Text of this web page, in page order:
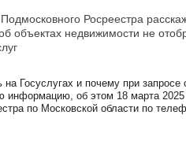
Росреестра
объектах недвижимости не
Госуслугах и почему при запросе
информацию, об этом 18 марта 2025
по Московской области по